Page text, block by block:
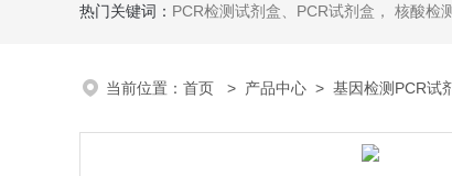
热门关键词： PCR检测试剂盒、PCR试剂盒， 核酸检测试剂盒，荧光定量检测试剂盒，生化试剂盒 ，比色法试剂盒，酶活性检测试剂盒，ELISA试剂盒，
当前位置： 首页 > 产品中心 > 基因检测PCR试